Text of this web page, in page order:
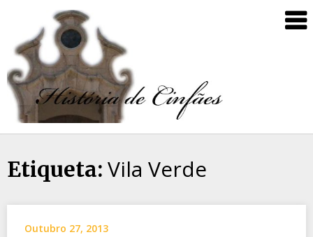
Etiqueta: Vila Verde
Outubro 27, 2013